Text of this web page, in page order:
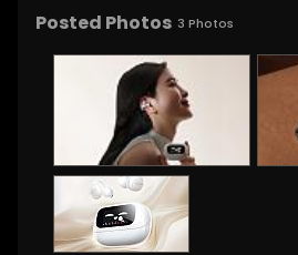
Posted Photos 3 Photos